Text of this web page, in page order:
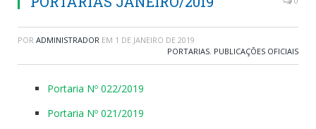
POR ADMINISTRADOR EM 1 DE JANEIRO DE 2019
PORTARIAS, PUBLICAÇÕES OFICIAIS
Portaria Nº 022/2019
Portaria Nº 021/2019